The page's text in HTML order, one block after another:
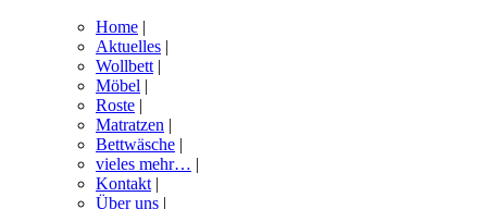
Home |
Aktuelles |
Wollbett |
Möbel |
Roste |
Matratzen |
Bettwäsche |
vieles mehr… |
Kontakt |
Über uns |